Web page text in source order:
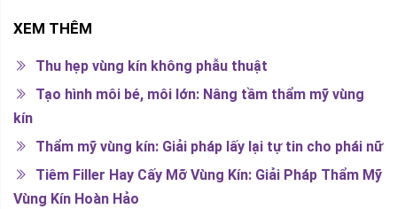
XEM THÊM
Thu hẹp vùng kín không phẫu thuật
Tạo hình môi bé, môi lớn: Nâng tầm thẩm mỹ vùng
kín
Thẩm mỹ vùng kín: Giải pháp lấy lại tự tin cho phái nữ
Tiêm Filler Hay Cấy Mỡ Vùng Kín: Giải Pháp Thẩm Mỹ
Vùng Kín Hoàn Hảo